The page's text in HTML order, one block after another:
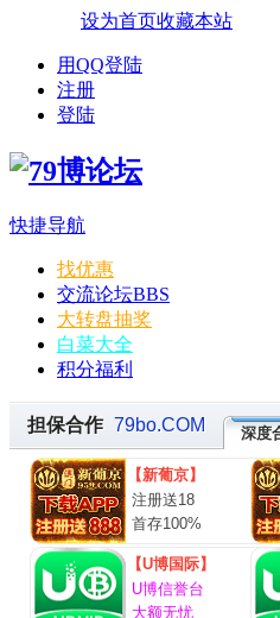
设为首页收藏本站
用QQ登陆
注册
登陆
快捷导航
找优惠
交流论坛BBS
大转盘抽奖
白菜大全
积分福利